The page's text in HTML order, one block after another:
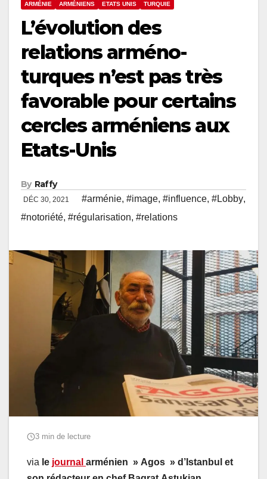
ARMÉNIE ARMÉNIENS ETATS UNIS TURQUIE
L’évolution des
relations arméno-
turques n’est pas très
favorable pour certains
cercles arméniens aux
Etats-Unis
By Raffy
DÉC 30, 2021 #arménie, #image, #influence, #Lobby,
#notoriété, #régularisation, #relations
3 min de lecture
via le journal arménien » Agos » d’Istanbul et